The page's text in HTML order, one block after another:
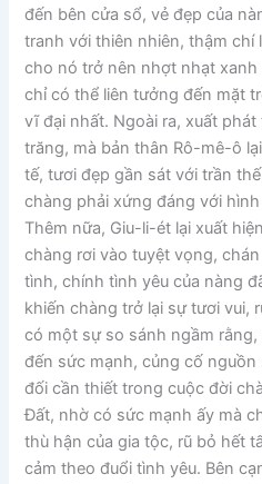
đến bên cửa sổ, vẻ đẹp của
tranh với thiên nhiên, thậm chí
cho nó trở nên nhợt nhạt
chỉ có thể liên tưởng đến mặt
vĩ đại nhất. Ngoài ra, xuất
trăng, mà bản thân Rô-mê-ô
tế, tươi đẹp gần sát với trần
chàng phải xứng đáng với
Thêm nữa, Giu-li-ét lại xuất
chàng rơi vào tuyệt vọng,
tình, chính tình yêu của nàng
khiến chàng trở lại sự tươi vui,
có một sự so sánh ngầm
đến sức mạnh, củng cố
đối cần thiết trong cuộc đời
Đất, nhờ có sức mạnh ấy mà
thù hận của gia tộc, rũ bỏ hết
cảm theo đuổi tình yêu. Bên